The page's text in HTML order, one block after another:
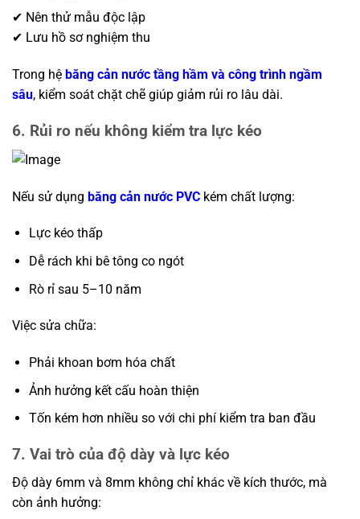
✔ Nên thử mẫu độc lập
✔ Lưu hồ sơ nghiệm thu
Trong hệ băng cản nước tầng hầm và công trình ngầm
sâu, kiểm soát chặt chẽ giúp giảm rủi ro lâu dài.
6. Rủi ro nếu không kiểm tra lực kéo
Nếu sử dụng băng cản nước PVC kém chất lượng:
Lực kéo thấp
Dễ rách khi bê tông co ngót
Rò rỉ sau 5–10 năm
Việc sửa chữa:
Phải khoan bơm hóa chất
Ảnh hưởng kết cấu hoàn thiện
Tốn kém hơn nhiều so với chi phí kiểm tra ban đầu
7. Vai trò của độ dày và lực kéo
Độ dày 6mm và 8mm không chỉ khác về kích thước, mà
còn ảnh hưởng: